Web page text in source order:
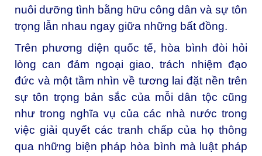
nuôi dưỡng tình bằng hữu công dân và sự tôn
trọng lẫn nhau ngay giữa những bất đồng.
Trên phương diện quốc tế, hòa bình đòi hỏi
lòng can đảm ngoại giao, trách nhiệm đạo
đức và một tầm nhìn về tương lai đặt nền trên
sự tôn trọng bản sắc của mỗi dân tộc cũng
như trong nghĩa vụ của các nhà nước trong
việc giải quyết các tranh chấp của họ thông
qua những biện pháp hòa bình mà luật pháp